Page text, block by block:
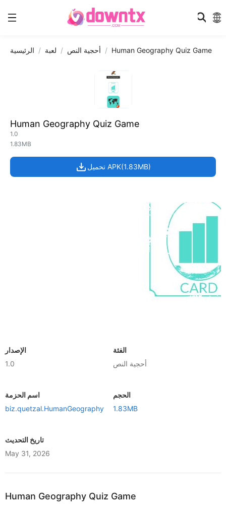
الرئيسية لعبة أحجية النص Human Geography Quiz Game
Human Geography Quiz Game
1.0
1.83MB
تحميل APK(1.83MB)
الإصدار
1.0
الفئة
أحجية النص
اسم الحزمة
biz.quetzal.HumanGeography
الحجم
1.83MB
تاريخ التحديث
May 31, 2026
Human Geography Quiz Game